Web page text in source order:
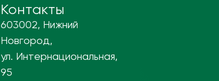
Контакты
603002, Нижний
Новгород,
ул. Интернациональная,
95